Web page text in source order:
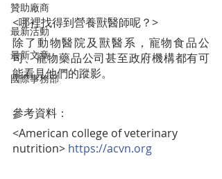
贊助廠商
最新活動
最新文章
國際事務部
<哪裡找得到營養獸醫師呢？>
除了動物醫院及獸醫系，寵物食品公
司、寵物藥品公司甚至政府機構都有可
能看見他們的蹤影。
參考資料：
<American college of veterinary
nutrition> https://acvn.org